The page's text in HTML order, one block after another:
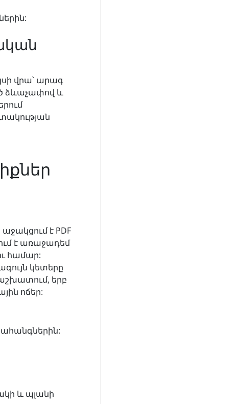
վրա՝ արագ
ձևաչափով և
է PDF
է առաջադեմ
համար:
կետերը
երբ
ոճեր:
և պլանի